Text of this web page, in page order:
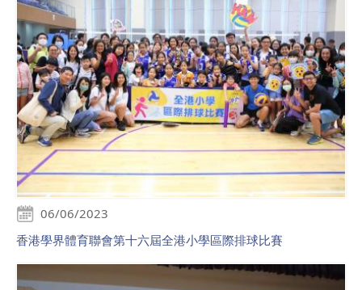
06/06/2023
香港學界體育聯會第十六屆全港小學區際排球比賽